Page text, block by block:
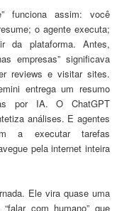
funciona assim: você
o agente executa;
da plataforma. Antes,
empresas” significava
reviews e visitar sites.
entrega um resumo
por IA. O ChatGPT
análises. E agentes
a executar tarefas
pela internet inteira
Ele vira quase uma
com humano” que